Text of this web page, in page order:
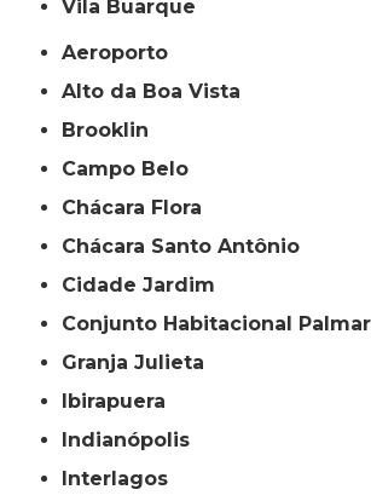
Vila Buarque
Aeroporto
Alto da Boa Vista
Brooklin
Campo Belo
Chácara Flora
Chácara Santo Antônio
Cidade Jardim
Conjunto Habitacional
Granja Julieta
Ibirapuera
Indianópolis
Interlagos